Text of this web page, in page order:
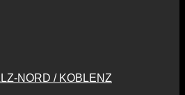
NORD / KOBLENZ